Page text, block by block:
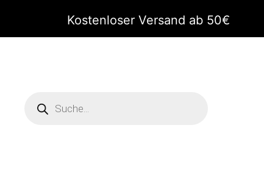
springen
Kostenloser Versand ab 50€